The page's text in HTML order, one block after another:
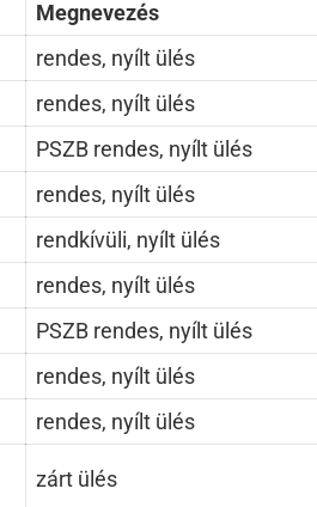
Megnevezés
rendes, nyílt ülés
rendes, nyílt ülés
PSZB rendes, nyílt ülés
rendes, nyílt ülés
rendkívüli, nyílt ülés
rendes, nyílt ülés
PSZB rendes, nyílt ülés
rendes, nyílt ülés
rendes, nyílt ülés
zárt ülés